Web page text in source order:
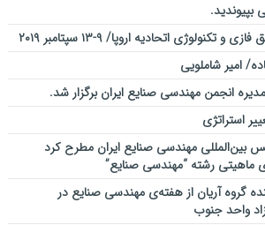
اتحادیه اروپا/ ۹-۱۳ سپتامبر ۲۰۱۹
امیر شاملویی
انجمن مهندسی صنایع ایران برگزار شد.
استراتژی
بین‌المللی مهندسی صنایع ایران مطرح کرد
ماهیتی رشته “مهندسی صنایع”
گروه آریان از هفته‌ی مهندسی صنایع در
واحد جنوب